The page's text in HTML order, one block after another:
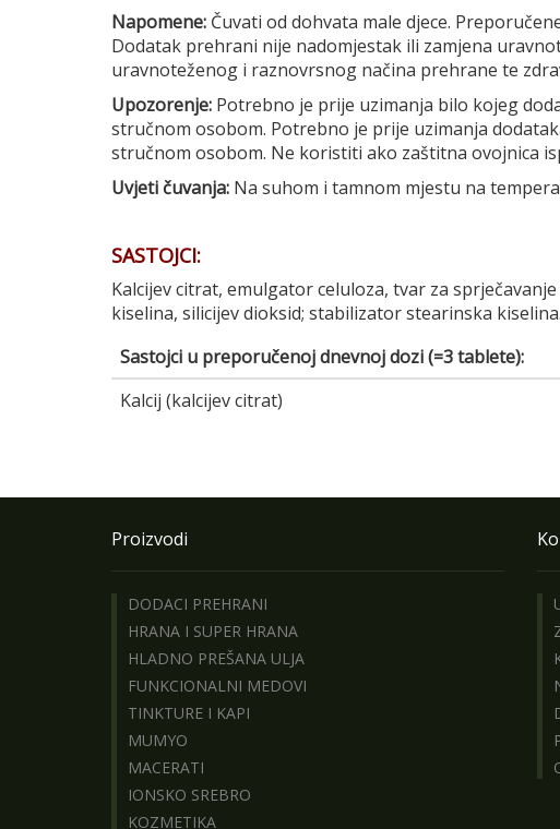
Napomene: Čuvati od dohvata male djece.
Dodatak prehrani nije nadomjestak ili zamjena
uravnoteženog i raznovrsnog načina prehrane te
Upozorenje: Potrebno je prije uzimanja bilo kojeg
stručnom osobom. Potrebno je prije uzimanja
stručnom osobom. Ne koristiti ako zaštitna ovojnica
Uvjeti čuvanja: Na suhom i tamnom mjestu na
SASTOJCI:
Kalcijev citrat, emulgator celuloza, tvar za
kiselina, silicijev dioksid; stabilizator stearinska kiselina.
Sastojci u preporučenoj dnevnoj dozi (=3 tablete):
Kalcij (kalcijev citrat)
Proizvodi
DODACI PREHRANI
HRANA I SUPER HRANA
HLADNO PREŠANA ULJA
FUNKCIONALNI MEDOVI
TINKTURE I KAPI
MUMYO
MACERATI
IONSKO SREBRO
KOZMETIKA